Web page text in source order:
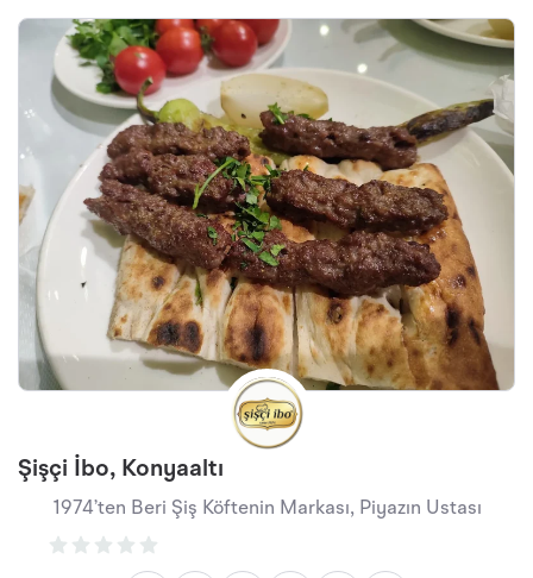
Şişçi İbo, Konyaaltı
1974’ten Beri Şiş Köftenin Markası, Piyazın Ustası